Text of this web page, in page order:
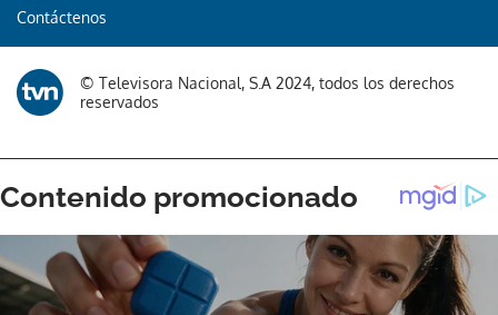
Contáctenos
© Televisora Nacional, S.A 2024, todos los derechos
reservados